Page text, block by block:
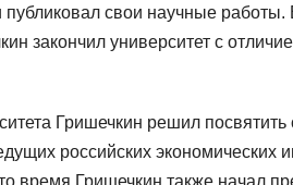
свои научные работы.
закончил университет с
Гришечкин решил
российских экономических